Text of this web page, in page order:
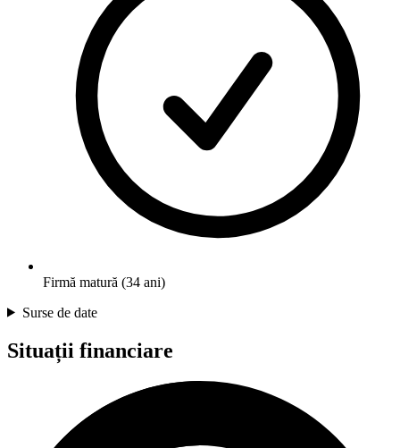
Firmă matură (34 ani)
Surse de date
Situații financiare